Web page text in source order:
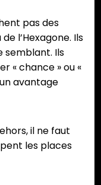
pas des
l’Hexagone. Ils
semblant. Ils
« chance » ou «
avantage
il ne faut
les places